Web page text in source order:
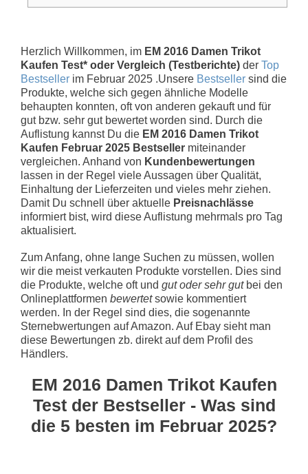
Herzlich Willkommen, im EM 2016 Damen Trikot
Kaufen Test* oder Vergleich (Testberichte) der Top
Bestseller im Februar 2025 .Unsere Bestseller sind die
Produkte, welche sich gegen ähnliche Modelle
behaupten konnten, oft von anderen gekauft und für
gut bzw. sehr gut bewertet worden sind. Durch die
Auflistung kannst Du die EM 2016 Damen Trikot
Kaufen Februar 2025 Bestseller miteinander
vergleichen. Anhand von Kundenbewertungen
lassen in der Regel viele Aussagen über Qualität,
Einhaltung der Lieferzeiten und vieles mehr ziehen.
Damit Du schnell über aktuelle Preisnachlässe
informiert bist, wird diese Auflistung mehrmals pro Tag
aktualisiert.
Zum Anfang, ohne lange Suchen zu müssen, wollen
wir die meist verkauten Produkte vorstellen. Dies sind
die Produkte, welche oft und gut oder sehr gutbei den
Onlineplattformen bewertetsowie kommentiert
werden. In der Regel sind dies, die sogenannte
Sternebwertungen auf Amazon. Auf Ebay sieht man
diese Bewertungen zb. direkt auf dem Profil des
Händlers.
EM 2016 Damen Trikot Kaufen
Test der Bestseller - Was sind
die 5 besten im Februar 2025?